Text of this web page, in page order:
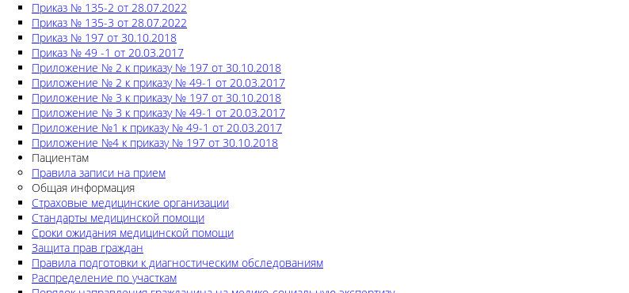
Приказ № 135-2 от 28.07.2022
Приказ № 135-3 от 28.07.2022
Приказ № 197 от 30.10.2018
Приказ № 49 -1 от 20.03.2017
Приложение № 2 к приказу № 197 от 30.10.2018
Приложение № 2 к приказу № 49-1 от 20.03.2017
Приложение № 3 к приказу № 197 от 30.10.2018
Приложение № 3 к приказу № 49-1 от 20.03.2017
Приложение №1 к приказу № 49-1 от 20.03.2017
Приложение №4 к приказу № 197 от 30.10.2018
Пациентам
Правила записи на прием
Общая информация
Страховые медицинские организации
Стандарты медицинской помощи
Сроки ожидания медицинской помощи
Защита прав граждан
Правила подготовки к диагностическим обследованиям
Распределение по участкам